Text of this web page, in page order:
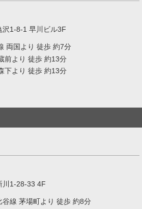
沢1-8-1 早川ビル3F
両国より 徒歩 約7分
前より 徒歩 約13分
下より 徒歩 約13分
川1-28-33 4F
谷線 茅場町より 徒歩 約8分